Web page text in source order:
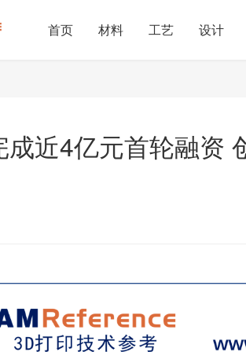
首页 材料 工艺 设计
成近4亿元首轮融资